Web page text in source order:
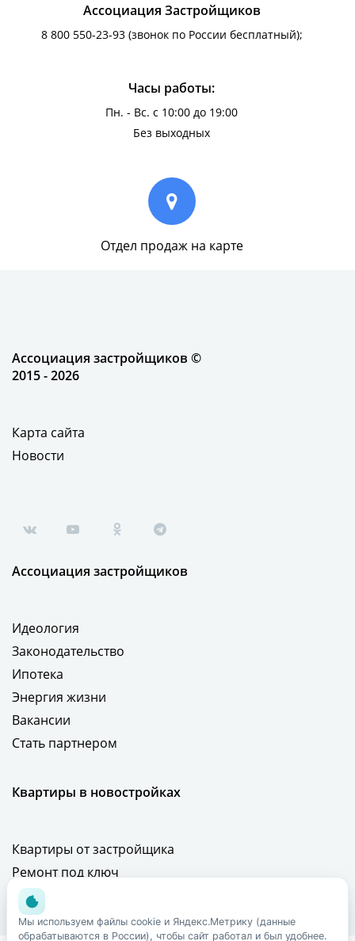
Ассоциация Застройщиков
8 800 550-23-93(звонок по России бесплатный);
Часы работы:
Пн. - Вс. с 10:00 до 19:00
Без выходных
Отдел продаж на карте
Ассоциация застройщиков ©
2015 - 2026
Карта сайта
Новости
Ассоциация застройщиков
Идеология
Законодательство
Ипотека
Энергия жизни
Вакансии
Стать партнером
Квартиры в новостройках
Квартиры от застройщика
Ремонт под ключ
Новости и предложения
Мы используем файлы cookie и Яндекс.Метрику (данные
обрабатываются в России), чтобы сайт работал и был удобнее.